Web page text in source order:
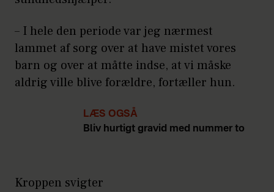
– I hele den periode var jeg nærmest
lammet af sorg over at have mistet vores
barn og over at måtte indse, at vi måske
aldrig ville blive forældre, fortæller hun.
LÆS OGSÅ
Bliv hurtigt gravid med nummer to
Kroppen svigter